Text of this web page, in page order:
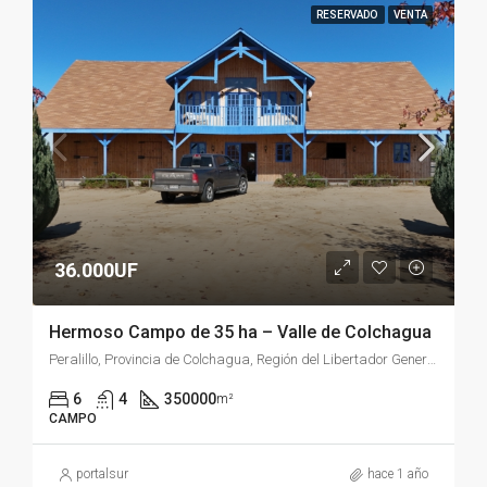
RESERVADO VENTA
36.000UF
Hermoso Campo de 35 ha – Valle de Colchagua
Peralillo, Provincia de Colchagua, Región del Libertador General Bernardo O'Higgins, Chile
6 4 350000m²
CAMPO
portalsur hace 1 año